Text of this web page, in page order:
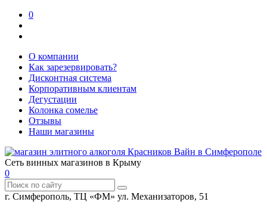
0
О компании
Как зарезервировать?
Дисконтная система
Корпоративным клиентам
Дегустации
Колонка сомелье
Отзывы
Наши магазины
Сеть винных магазинов в Крыму
0
г. Симферополь, ТЦ «ФМ» ул. Механизаторов, 51